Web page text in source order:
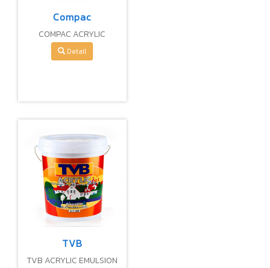
Compac
COMPAC ACRYLIC
EMULSION PAINT FOR
EXTERIOR
Detail
TVB
TVB ACRYLIC EMULSION